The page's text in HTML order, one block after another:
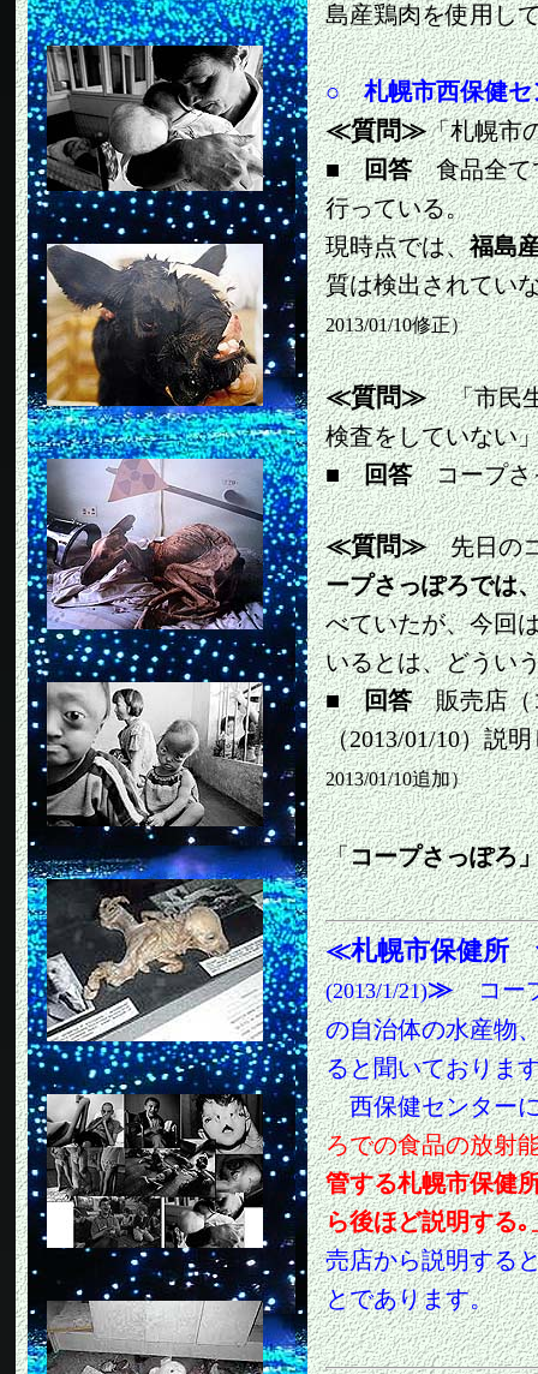
島産鶏肉を使用し
○ 札幌市西保健セ
≪質問≫「札幌市
■回答食品全て
行っている。
現時点では、福島
質は検出されてい
2013/01/10修正）
≪質問≫「市民生
検査をしていない
■回答コープ
≪質問≫先日のコ
ープさっぽろでは
べていたが、今回
いるとは、どうい
■ 回答販売店（
（2013/01/10）説
2013/01/10追加）
「コープさっぽろ
≪札幌市保健所
(2013/1/21)≫
コー
の自治体の水産物
ると聞いておりま
西保健センターに
ろでの食品の放射
管する札幌市保
ら後ほど説明する｡
売店から説明する
とであります。